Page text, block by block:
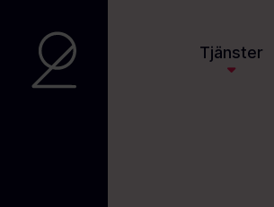
Tjänster